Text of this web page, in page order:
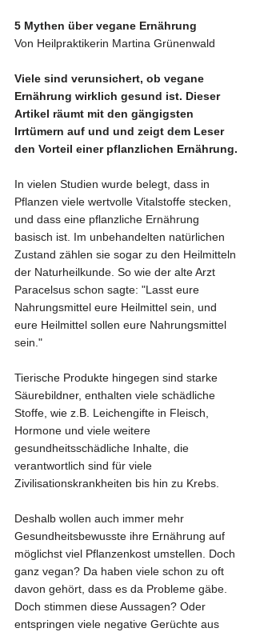
5 Mythen über vegane Ernährung
Von Heilpraktikerin Martina Grünenwald
Viele sind verunsichert, ob vegane
Ernährung wirklich gesund ist. Dieser
Artikel räumt mit den gängigsten
Irrtümern auf und und zeigt dem Leser
den Vorteil einer pflanzlichen Ernährung.
In vielen Studien wurde belegt, dass in
Pflanzen viele wertvolle Vitalstoffe stecken,
und dass eine pflanzliche Ernährung
basisch ist. Im unbehandelten natürlichen
Zustand zählen sie sogar zu den Heilmitteln
der Naturheilkunde. So wie der alte Arzt
Paracelsus schon sagte: "Lasst eure
Nahrungsmittel eure Heilmittel sein, und
eure Heilmittel sollen eure Nahrungsmittel
sein."
Tierische Produkte hingegen sind starke
Säurebildner, enthalten viele schädliche
Stoffe, wie z.B. Leichengifte in Fleisch,
Hormone und viele weitere
gesundheitsschädliche Inhalte, die
verantwortlich sind für viele
Zivilisationskrankheiten bis hin zu Krebs.
Deshalb wollen auch immer mehr
Gesundheitsbewusste ihre Ernährung auf
möglichst viel Pflanzenkost umstellen. Doch
ganz vegan? Da haben viele schon zu oft
davon gehört, dass es da Probleme gäbe.
Doch stimmen diese Aussagen? Oder
entspringen viele negative Gerüchte aus